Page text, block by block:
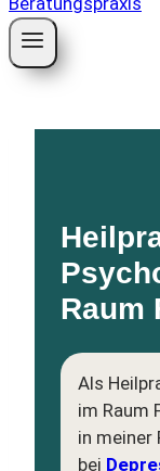
Raum
Als
im Raum
in meiner
bei